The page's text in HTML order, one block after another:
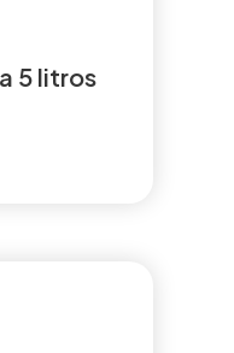
5 litros